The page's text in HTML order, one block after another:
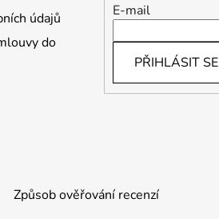
údajů
do
E-mail
PŘIHLÁSIT SE
Způsob ověřování recenzí